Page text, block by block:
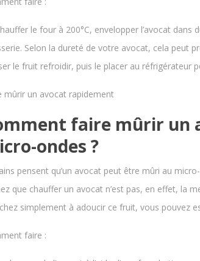
le four à 200°C, envelopper l’avocat
Selon la dureté de votre avocat, cela peut
le fruit refroidir, puis le placer au réfrigérateur
mûrir un avocat rapidement
faire mûrir un
ondes ?
pensent qu’un avocat peut être mûri au
que chauffer un avocat n’est pas, en effet, la
simplement à adoucir ce fruit, vous pouvez
faire :